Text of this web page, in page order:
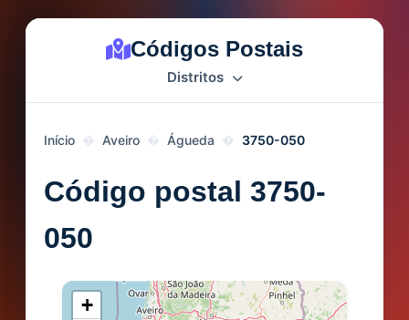
Códigos Postais
Distritos
Início Aveiro Águeda 3750-050
Código postal 3750-
050
+